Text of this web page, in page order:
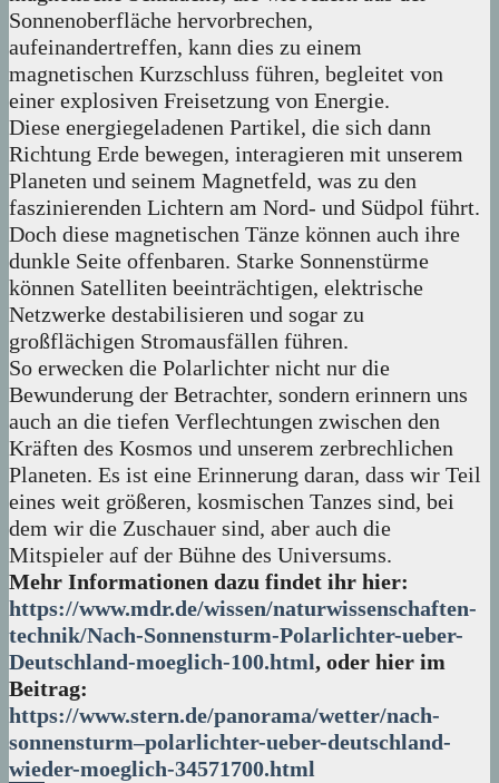
Sonnenoberfläche hervorbrechen,
aufeinandertreffen, kann dies zu einem
magnetischen Kurzschluss führen, begleitet von
einer explosiven Freisetzung von Energie.
Diese energiegeladenen Partikel, die sich dann
Richtung Erde bewegen, interagieren mit unserem
Planeten und seinem Magnetfeld, was zu den
faszinierenden Lichtern am Nord- und Südpol führt.
Doch diese magnetischen Tänze können auch ihre
dunkle Seite offenbaren. Starke Sonnenstürme
können Satelliten beeinträchtigen, elektrische
Netzwerke destabilisieren und sogar zu
großflächigen Stromausfällen führen.
So erwecken die Polarlichter nicht nur die
Bewunderung der Betrachter, sondern erinnern uns
auch an die tiefen Verflechtungen zwischen den
Kräften des Kosmos und unserem zerbrechlichen
Planeten. Es ist eine Erinnerung daran, dass wir Teil
eines weit größeren, kosmischen Tanzes sind, bei
dem wir die Zuschauer sind, aber auch die
Mitspieler auf der Bühne des Universums.
Mehr Informationen dazu findet ihr hier:
https://www.mdr.de/wissen/naturwissenschaften-
technik/Nach-Sonnensturm-Polarlichter-ueber-
Deutschland-moeglich-100.html, oder hier im
Beitrag:
https://www.stern.de/panorama/wetter/nach-
sonnensturm–polarlichter-ueber-deutschland-
wieder-moeglich-34571700.html